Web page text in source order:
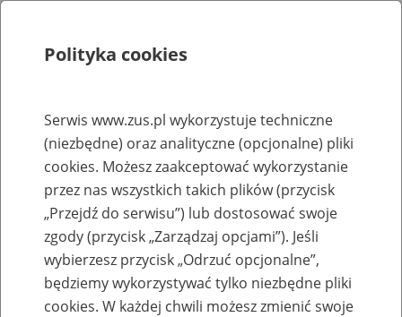
Rejestry, ewidencje i archiwa
Baza zlikwidowanych lub
przekształconych zakładów pracy
Nazwa zakładu pracy:
Polityka cookies
Serwis www.zus.pl wykorzystuje techniczne
(niezbędne) oraz analityczne (opcjonalne) pliki
cookies. Możesz zaakceptować wykorzystanie
przez nas wszystkich takich plików (przycisk
„Przejdź do serwisu”) lub dostosować swoje
zgody (przycisk „Zarządzaj opcjami”). Jeśli
wybierzesz przycisk „Odrzuć opcjonalne”,
będziemy wykorzystywać tylko niezbędne pliki
cookies. W każdej chwili możesz zmienić swoje